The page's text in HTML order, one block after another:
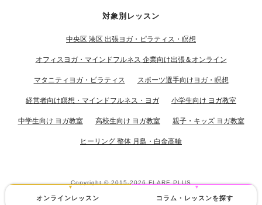
オンラインレッスン コラム・レッスンを探す
対象別レッスン
中央区 港区 出張ヨガ・ピラティス・瞑想
オフィスヨガ・マインドフルネス 企業向け出張＆オンライン
マタニティヨガ・ピラティス スポーツ選手向けヨガ・瞑想
経営者向け瞑想・マインドフルネス・ヨガ 小学生向け ヨガ教室
中学生向け ヨガ教室 高校生向け ヨガ教室 親子・キッズ ヨガ教室
ヒーリング 整体 月島・白金高輪
Copyright © 2015-2026FLARE PLUS